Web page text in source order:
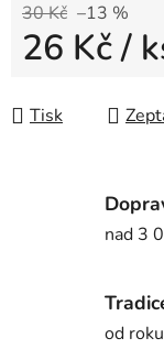
30 Kč –13 %
26 Kč/
Tisk
nad 3
od